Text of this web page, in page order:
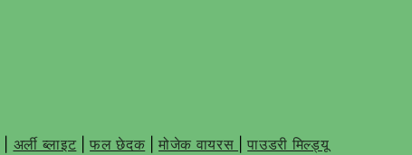
अर्ली ब्लाइट|फल छेदक |मोजेक वायरस |पाउडरी मिल्ड्यू